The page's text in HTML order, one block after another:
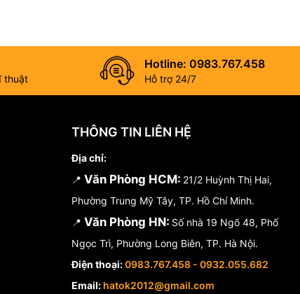
thuật
Hotline: 0983.767.458
Hỗ trợ 24/7
THÔNG TIN LIÊN HỆ
Địa chỉ:
📍 Văn Phòng HCM: 21/2 Huỳnh Thị Hai,
Phường Trung Mỹ Tây, TP. Hồ Chí Minh.
📍 Văn Phòng HN: Số nhà 19 Ngõ 48, Phố
Ngọc Trì, Phường Long Biên, TP. Hà Nội.
Điện thoại:0983.767.458 - 0932.055.682
Email: hatok2012@gmail.com